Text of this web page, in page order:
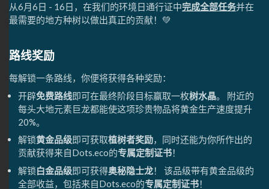
从6月6日 - 16日，在我们的环境日通行证中完成全部任务并在
最需要的地方种树以做出真正的贡献！💚
路线奖励
每解锁一条路线，你便将获得各种奖励：
开辟免费路线即可在最终阶段目标赢取一枚树水晶。 附近的
每头大地元素巨龙都能使这项珍贵物品将黄金生产速度提升
20%。
解锁黄金品级即可获取植树者奖励，同时还能为你所作出的
贡献获得来自Dots.eco的专属定制证书！
解锁白金品级即可获得奥秘隐士龙！ 该品级带有黄金品级的
全部收益，包括来自Dots.eco的专属定制证书！